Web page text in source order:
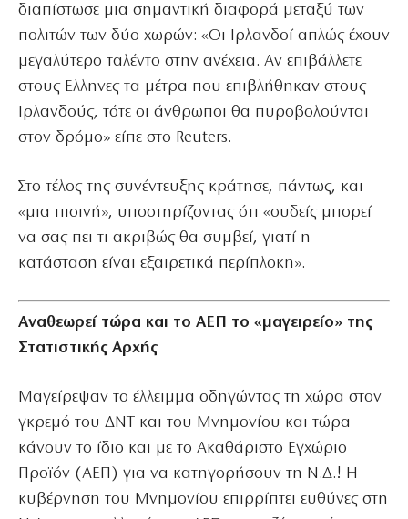
διαπίστωσε μια σημαντική διαφορά μεταξύ των
πολιτών των δύο χωρών: «Οι Ιρλανδοί απλώς έχουν
μεγαλύτερο ταλέντο στην ανέχεια. Αν επιβάλλετε
στους Ελληνες τα μέτρα που επιβλήθηκαν στους
Ιρλανδούς, τότε οι άνθρωποι θα πυροβολούνται
στον δρόμο» είπε στο Reuters.
Στο τέλος της συνέντευξης κράτησε, πάντως, και
«μια πισινή», υποστηρίζοντας ότι «ουδείς μπορεί
να σας πει τι ακριβώς θα συμβεί, γιατί η
κατάσταση είναι εξαιρετικά περίπλοκη».
Αναθεωρεί τώρα και το ΑΕΠ το «μαγειρείο» της
Στατιστικής Αρχής
Μαγείρεψαν το έλλειμμα οδηγώντας τη χώρα στον
γκρεμό του ΔΝΤ και του Μνημονίου και τώρα
κάνουν το ίδιο και με το Ακαθάριστο Εγχώριο
Προϊόν (ΑΕΠ) για να κατηγορήσουν τη Ν.Δ.! Η
κυβέρνηση του Μνημονίου επιρρίπτει ευθύνες στη